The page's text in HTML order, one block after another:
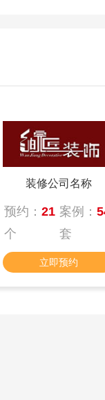
装修公司名称
预约： 21
个
案例：
套
立即预约